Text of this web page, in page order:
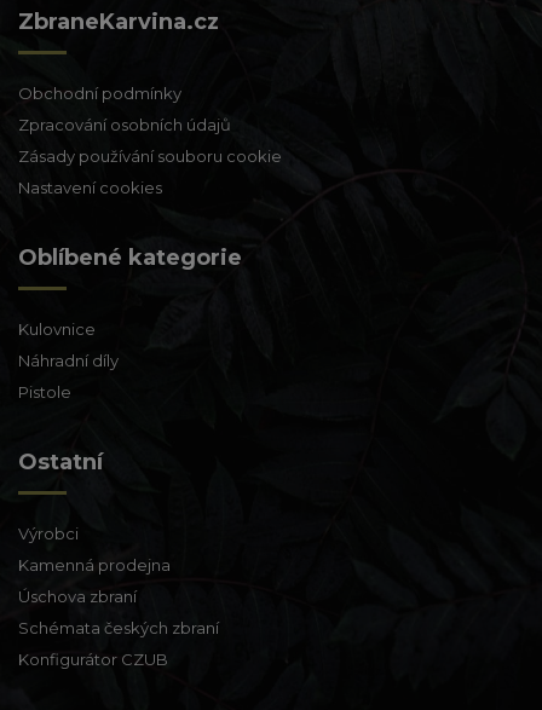
ZbraneKarvina.cz
Obchodní podmínky
Zpracování osobních údajů
Zásady používání souboru cookie
Nastavení cookies
Oblíbené kategorie
Kulovnice
Náhradní díly
Pistole
Ostatní
Výrobci
Kamenná prodejna
Úschova zbraní
Schémata českých zbraní
Konfigurátor CZUB